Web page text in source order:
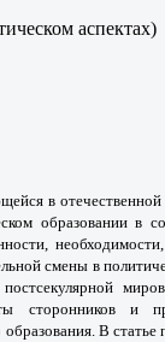
аспектах)
в
образовании в
смены в
постсекулярной
сторонников и
образования. В